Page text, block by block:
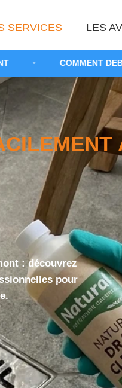
SERVICES LES
DÉBOUCHER UNE
: découvrez
pour